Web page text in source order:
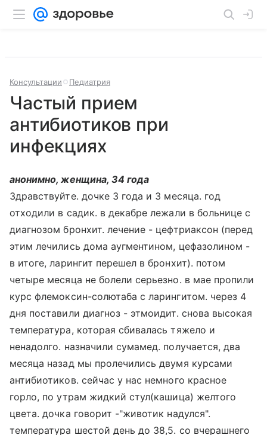
Консультации Педиатрия
Частый прием
антибиотиков при
инфекциях
анонимно, женщина, 34 года
Здравствуйте. дочке 3 года и 3 месяца. год
отходили в садик. в декабре лежали в больнице с
диагнозом бронхит. лечение - цефтриаксон (перед
этим лечились дома аугментином, цефазолином -
в итоге, ларингит перешел в бронхит). потом
четыре месяца не болели серьезно. в мае пропили
курс флемоксин-солютаба с ларингитом. через 4
дня поставили диагноз - этмоидит. снова высокая
температура, которая сбивалась тяжело и
ненадолго. назначили сумамед. получается, два
месяца назад мы пролечились двумя курсами
антибиотиков. сейчас у нас немного красное
горло, по утрам жидкий стул(кашица) желтого
цвета. дочка говорит -"животик надулся".
температура шестой день до 38,5. со вчерашнего